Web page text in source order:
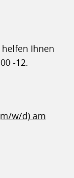
helfen Ihnen
-12.
w/d) am